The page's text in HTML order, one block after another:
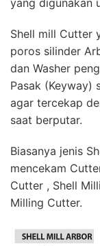
yang digunakan
Shell mill Cutter
poros silinder
dan Washer
Pasak (Keyway)
agar tercekap
saat berputar.
Biasanya jenis
mencekam
Cutter , Shell
Milling Cutter.